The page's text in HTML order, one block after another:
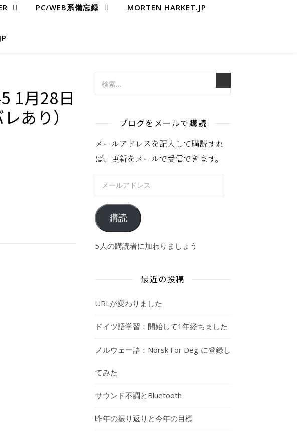
PC/WEB系備忘録 MORTEN HARKET.JP
1月28日
あり）
ブログをメールで購読
メールアドレスを記入して購読すれ
ば、更新をメールで受信できます。
メールアドレス
購読
5人の購読者に加わりましょう
最近の投稿
URLが変わりました
ドイツ語学習：開始して1年経ちました
ノルウェー語：Norsk For Deg に登録し
てみた
サウンド不調とBluetooth
昨年の振り返りと今年の目標